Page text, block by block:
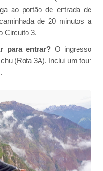
ao portão de entrada de
de 20 minutos a
Circuito 3.
para entrar? O ingresso
(Rota 3A). Inclui um tour